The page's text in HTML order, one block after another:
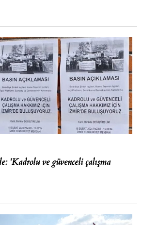
'Kadrolu ve güvenceli çalışma